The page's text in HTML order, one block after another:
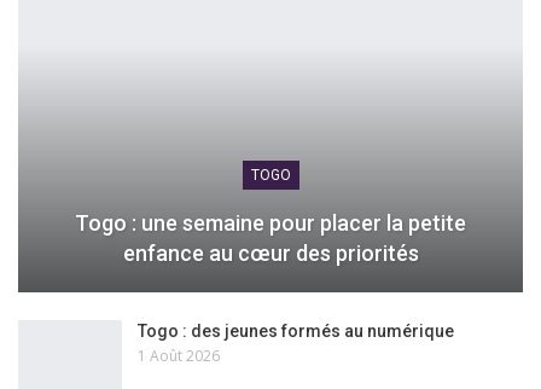
TOGO
Togo : une semaine pour placer la petite
enfance au cœur des priorités
Togo : des jeunes formés au numérique
1 Août 2026